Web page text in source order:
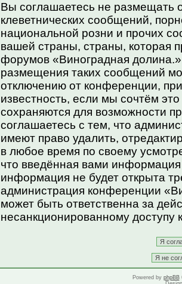
Вы соглашаетесь не размещать
клеветнических сообщений,
национальной розни и прочих
вашей страны, страны, которая
форумов «Виноградная
размещения таких сообщений
отключению от конференции,
известность, если мы сочтём
сохраняются для возможности
соглашаетесь с тем, что
имеют право удалить,
в любое время по своему
что введённая вами
информация не будет открыта
администрация конференции
может быть ответственна за
несанкционированному доступу
Powered by phpBB